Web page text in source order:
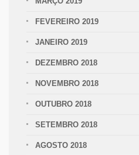
FEVEREIRO 2019
JANEIRO 2019
DEZEMBRO 2018
NOVEMBRO 2018
OUTUBRO 2018
SETEMBRO 2018
AGOSTO 2018